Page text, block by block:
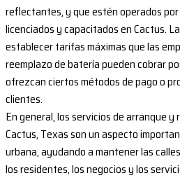
reflectantes, y que estén operados
licenciados y capacitados en Cactus.
establecer tarifas máximas que las
reemplazo de batería pueden cobrar
ofrezcan ciertos métodos de pago o
clientes.
En general, los servicios de arranque
Cactus, Texas son un aspecto
urbana, ayudando a mantener las
los residentes, los negocios y los